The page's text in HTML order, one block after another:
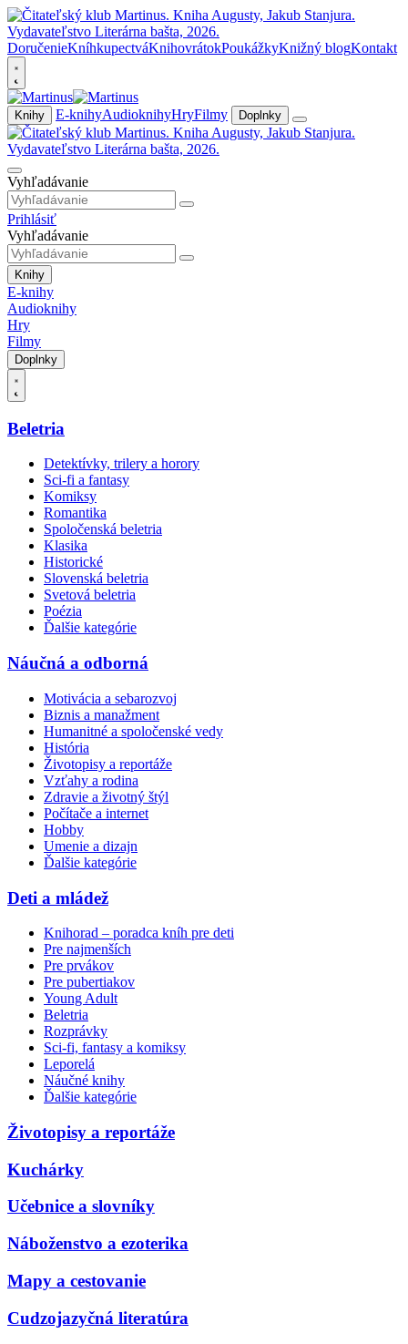
DoručenieKníhkupectváKnihovrátokPoukážkyKnižný blogKontakt
Knihy E-knihyAudioknihyHryFilmy Doplnky
Vyhľadávanie
Prihlásiť
Vyhľadávanie
Knihy
E-knihy
Audioknihy
Hry
Filmy
Doplnky
Beletria
Detektívky, trilery a horory
Sci-fi a fantasy
Komiksy
Romantika
Spoločenská beletria
Klasika
Historické
Slovenská beletria
Svetová beletria
Poézia
Ďalšie kategórie
Náučná a odborná
Motivácia a sebarozvoj
Biznis a manažment
Humanitné a spoločenské vedy
História
Životopisy a reportáže
Vzťahy a rodina
Zdravie a životný štýl
Počítače a internet
Hobby
Umenie a dizajn
Ďalšie kategórie
Deti a mládež
Knihorad – poradca kníh pre deti
Pre najmenších
Pre prvákov
Pre pubertiakov
Young Adult
Beletria
Rozprávky
Sci-fi, fantasy a komiksy
Leporelá
Náučné knihy
Ďalšie kategórie
Životopisy a reportáže
Kuchárky
Učebnice a slovníky
Náboženstvo a ezoterika
Mapy a cestovanie
Cudzojazyčná literatúra